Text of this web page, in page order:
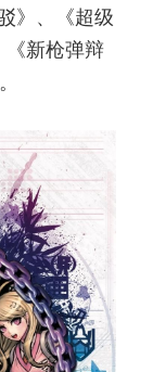
》、《超级
《新枪弹辩